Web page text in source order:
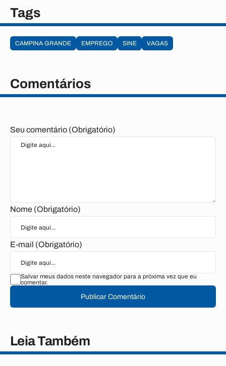
Tags
CAMPINA GRANDE EMPREGO SINE VAGAS
Comentários
Seu comentário (Obrigatório)
Nome (Obrigatório)
E-mail (Obrigatório)
Salvar meus dados neste navegador para a próxima vez que eu
comentar.
Publicar Comentário
Leia Também